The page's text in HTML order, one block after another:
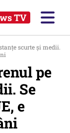
TV
scurte şi medii.
pe
Se
e